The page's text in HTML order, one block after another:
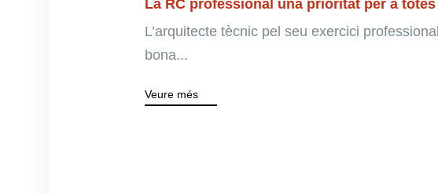
La RC professional una prioritat per a
L’arquitecte tècnic pel seu exercici
bona...
Veure més